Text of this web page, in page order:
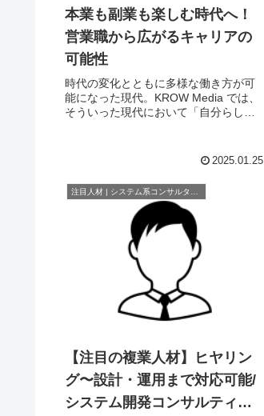
本業も副業も楽しむ時代へ！
営業職から広がるキャリアの
可能性
時代の変化とともに多様な働き方が可
能になった現代。KROW Media では、
そういった現代において「自分らしく
くださる方にとって「一つの選択肢が
2025.01.25
【注目の複業人材】ヒヤリン
グ〜設計・運用まで対応可能/
システム開発コンサルティン